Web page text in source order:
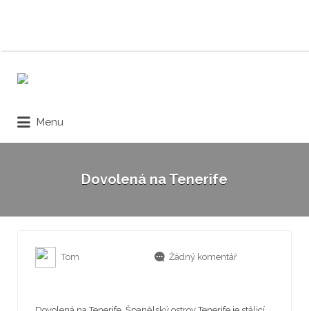
Menu
Dovolená na Tenerife
Tom Žádný komentář